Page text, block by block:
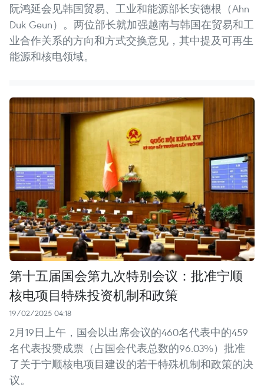
阮鸿延会见韩国贸易、工业和能源部长安德根（Ahn
Duk Geun）。两位部长就加强越南与韩国在贸易和工
业合作关系的方向和方式交换意见，其中提及可再生
能源和核电领域。
第十五届国会第九次特别会议：批准宁顺
核电项目特殊投资机制和政策
19/02/2025 04:18
2月19日上午，国会以出席会议的460名代表中的459
名代表投赞成票（占国会代表总数的96.03%）批准
了关于宁顺核电项目建设的若干特殊机制和政策的决
议。